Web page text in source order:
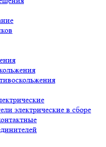
электрические в сборе